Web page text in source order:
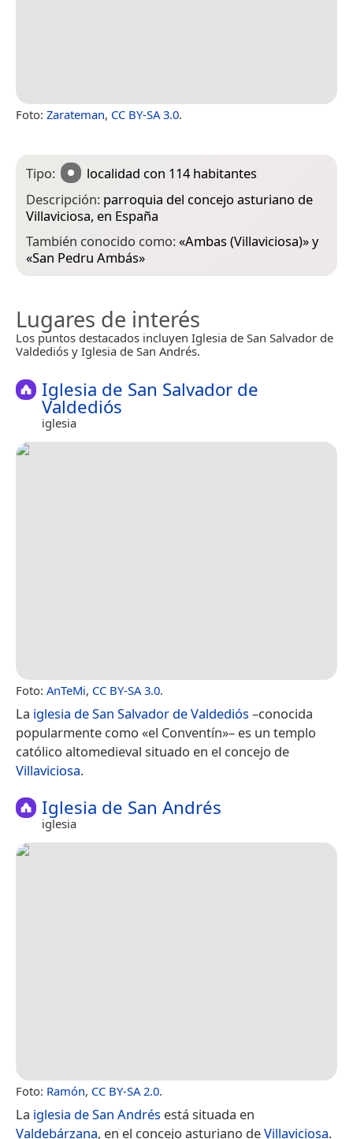
Foto: Zarateman, CC BY-SA 3.0.
Tipo: localidad con 114 habitantes
Descripción: parroquia del concejo asturiano de
Villaviciosa, en España
También conocido como:«Ambas (Villaviciosa)» y
«San Pedru Ambás»
Lugares de interés
Los puntos destacados incluyen Iglesia de San Salvador de
Valdediós y Iglesia de San Andrés.
Iglesia de San Salvador de
Valdediós
iglesia
Foto: AnTeMi, CC BY-SA 3.0.
La iglesia de San Salvador de Valdediós–conocida
popularmente como «el Conventín»–​ es un templo
católico altomedieval situado en el concejo de
Villaviciosa.
Iglesia de San Andrés
iglesia
Foto: Ramón, CC BY-SA 2.0.
La iglesia de San Andrés está situada en
Valdebárzana, en el concejo asturiano deVillaviciosa.